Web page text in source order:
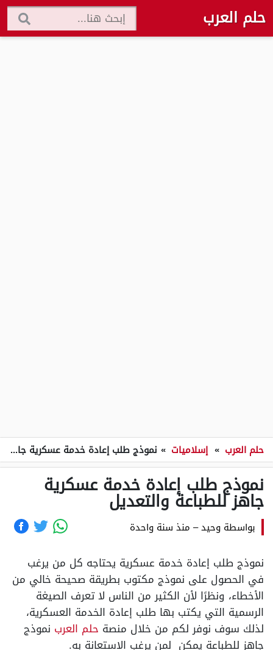
حلم العرب
حلم العرب » إسلاميات » نموذج طلب إعادة خدمة عسكرية جاهز للطباعة والتعديل
نموذج طلب إعادة خدمة عسكرية
جاهز للطباعة والتعديل
بواسطة وحيد– منذ سنة واحدة
نموذج طلب إعادة خدمة عسكرية يحتاجه كل من يرغب
في الحصول على نموذج مكتوب بطريقة صحيحة خالي من
الأخطاء، ونظرًا لأن الكثير من الناس لا تعرف الصيغة
الرسمية التي يكتب بها طلب إعادة الخدمة العسكرية،
لذلك سوف نوفر لكم من خلال منصة حلم العرب نموذج
جاهز للطباعة يمكن لمن يرغب الاستعانة به.